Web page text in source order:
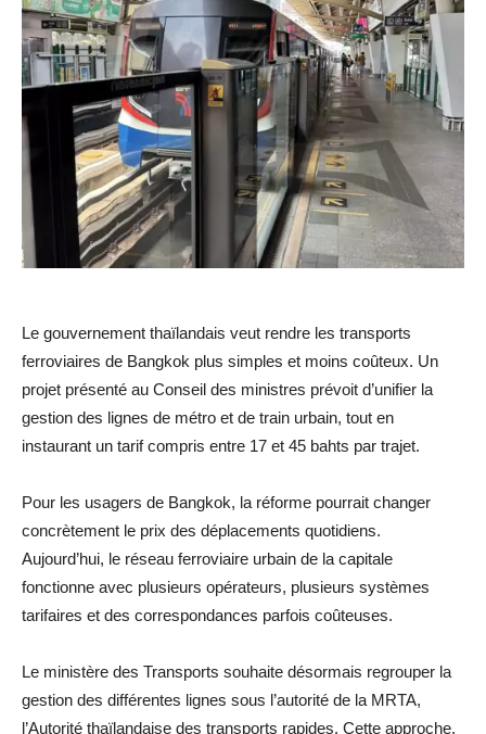
Le gouvernement thaïlandais veut rendre les transports
ferroviaires de Bangkok plus simples et moins coûteux. Un
projet présenté au Conseil des ministres prévoit d’unifier la
gestion des lignes de métro et de train urbain, tout en
instaurant un tarif compris entre 17 et 45 bahts par trajet.
Pour les usagers de Bangkok, la réforme pourrait changer
concrètement le prix des déplacements quotidiens.
Aujourd’hui, le réseau ferroviaire urbain de la capitale
fonctionne avec plusieurs opérateurs, plusieurs systèmes
tarifaires et des correspondances parfois coûteuses.
Le ministère des Transports souhaite désormais regrouper la
gestion des différentes lignes sous l’autorité de la MRTA,
l’Autorité thaïlandaise des transports rapides. Cette approche,